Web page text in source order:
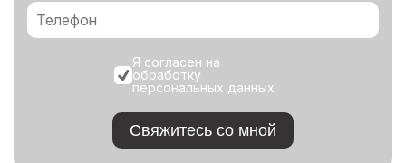
Я согласен на
обработку
персональных данных
Свяжитесь со мной